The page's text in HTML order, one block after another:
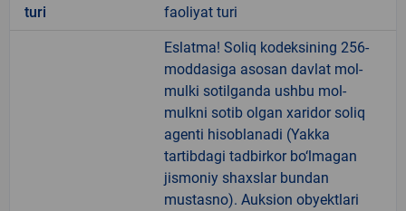
turi
faoliyat turi
Eslatma! Soliq kodeksining 256-
moddasiga asosan davlat mol-
mulki sotilganda ushbu mol-
mulkni sotib olgan xaridor soliq
agenti hisoblanadi (Yakka
tartibdagi tadbirkor bo‘lmagan
jismoniy shaxslar bundan
mustasno). Auksion obyektlari